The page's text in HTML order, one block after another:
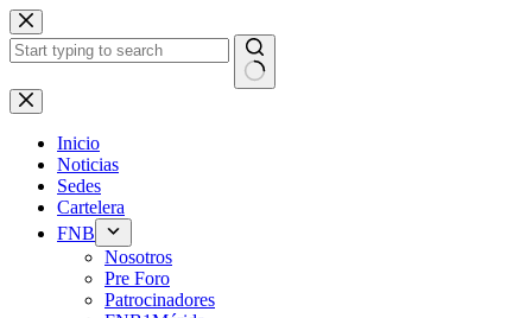
Saltar
al
contenido
Sin
resultados
Inicio
Noticias
Sedes
Cartelera
FNB
Nosotros
Pre Foro
Patrocinadores